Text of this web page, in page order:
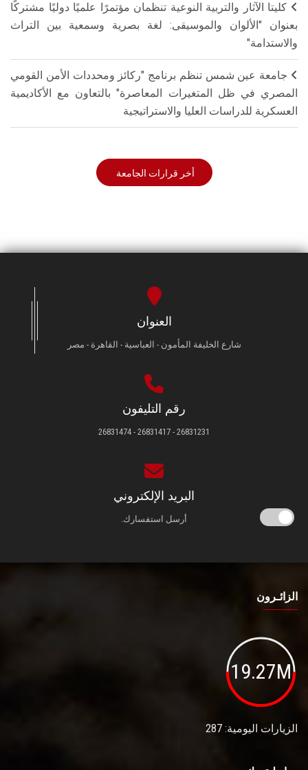
كليتا الآثار والتربية النوعية تنظمان مؤتمرًا علميًا دوليًا مشتركًا
بعنوان "الألوان والموسيقى: لغة بصرية وسمعية بين التراث
والاستدامة"
جامعة عين شمس تنظم برنامج "ركائز ومحددات الأمن القومي
المصري في ظل المتغيرات المعاصرة" بالتعاون مع الأكاديمية
العسكرية للدراسات العليا والاستراتيجية
أخر قرارات الجامعة
العنوان
شارع الخليفة المأمون - العباسية - القاهرة - مصر
رقم التليفون
26831231 - 26831417 - 26831474
البريد الإلكتروني
أرسل استفسارك.
الزائـرون
19.27M
الزيارات اليومية: 287